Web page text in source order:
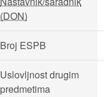
(DON)
Broj ESPB
Uslovljnost drugim
predmetima